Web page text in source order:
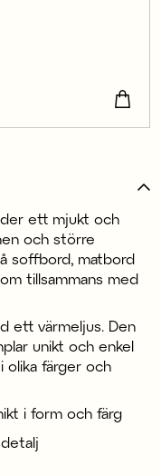
ett mjukt och
och större
soffbord, matbord
tillsammans med
ett värmeljus. Den
unikt och enkel
olika färger och
i form och färg